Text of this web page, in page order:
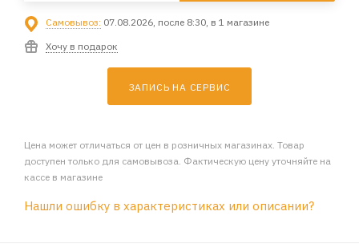
Самовывоз: 07.08.2026, после 8:30, в 1 магазине
Хочу в подарок
ЗАПИСЬ НА СЕРВИС
Цена может отличаться от цен в розничных магазинах. Товар
доступен только для самовывоза. Фактическую цену уточняйте на
кассе в магазине
Нашли ошибку в характеристиках или описании?